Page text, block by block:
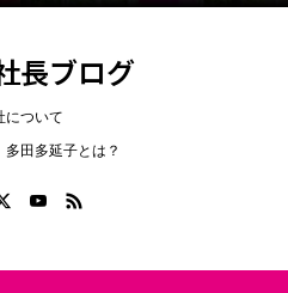
長ブログ
について
田多延子とは？